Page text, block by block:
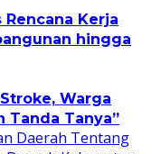
Rencana Kerja
hingga
Warga
Tanda Tanya”